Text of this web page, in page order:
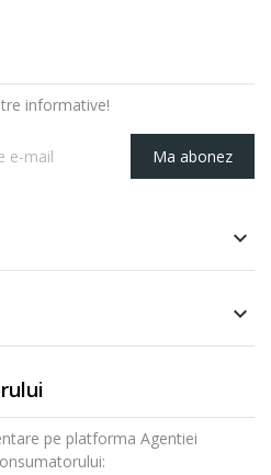
informative!
Ma abonez


pe platforma Agentiei